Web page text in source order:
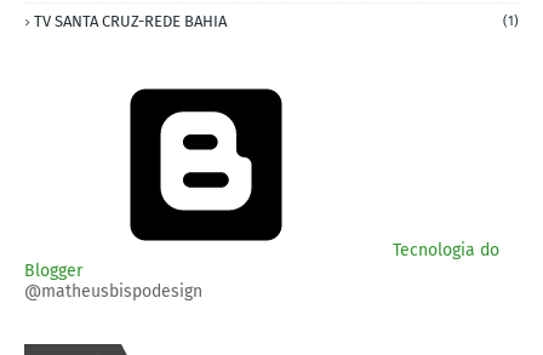
TV SANTA CRUZ-REDE BAHIA (1)
Tecnologia do
Blogger
@matheusbispodesign